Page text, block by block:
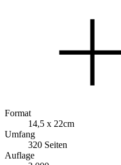
Format
14,5 x 22cm
Umfang
320 Seiten
Auflage